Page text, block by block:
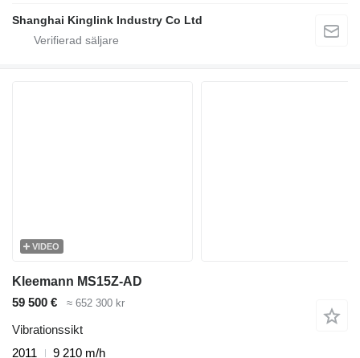
Shanghai Kinglink Industry Co Ltd
VIDEO
Kleemann MS15Z-AD
59 500 €
≈ 652 300 kr
Vibrationssikt
2011
9 210 m/h